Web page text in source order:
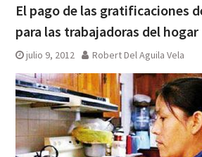
El pago de las gratificaciones
para las trabajadoras del hogar
julio 9, 2012 Robert Del Aguila Vela